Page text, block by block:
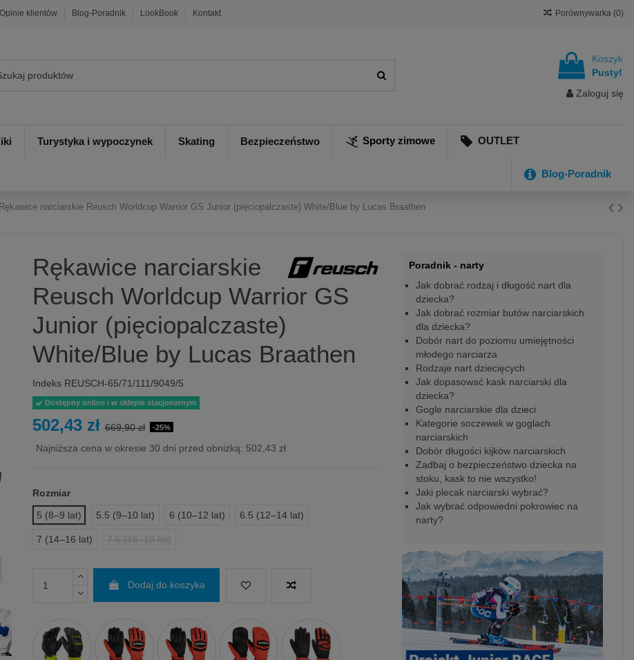
Opinie klientów Blog-Poradnik LookBook Kontakt Porównywarka (0)
Koszyk
Pusty!
Zaloguj się
Turystyka i wypoczynek Skating Bezpieczeństwo Sporty zimowe OUTLET
Blog-Poradnik
Rękawice narciarskie Reusch Worldcup Warrior GS Junior (pięciopalczaste) White/Blue by Lucas Braathen
Rękawice narciarskie
Reusch Worldcup Warrior GS
Junior (pięciopalczaste)
White/Blue by Lucas Braathen
Indeks REUSCH-65/71/111/9049/5
Dostępny online i w sklepie stacjonarnym
502,43 zł 669,90 zł -25%
Najniższa cena w okresie 30 dni przed obniżką: 502,43 zł
Rozmiar
5 (8–9 lat)
5.5 (9–10 lat) 6 (10–12 lat) 6.5 (12–14 lat)
7 (14–16 lat) 7.5 (16–18 lat)
Dodaj do koszyka
Poradnik - narty
Jak dobrać rodzaj i długość nart dla
dziecka?
Jak dobrać rozmiar butów narciarskich
dla dziecka?
Dobór nart do poziomu umiejętności
młodego narciarza
Rodzaje nart dziecięcych
Jak dopasować kask narciarski dla
dziecka?
Gogle narciarskie dla dzieci
Kategorie soczewek w goglach
narciarskich
Dobór długości kijków narciarskich
Zadbaj o bezpieczeństwo dziecka na
stoku, kask to nie wszystko!
Jaki plecak narciarski wybrać?
Jak wybrać odpowiedni pokrowiec na
narty?